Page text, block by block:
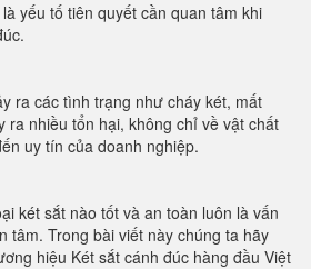
yếu tố tiên quyết cần quan tâm khi
ra các tình trạng như cháy két, mất
nhiều tổn hại, không chỉ về vật chất
uy tín của doanh nghiệp.
két sắt nào tốt và an toàn luôn là vấn
tâm. Trong bài viết này chúng ta hãy
hiệu Két sắt cánh đúc hàng đầu Việt